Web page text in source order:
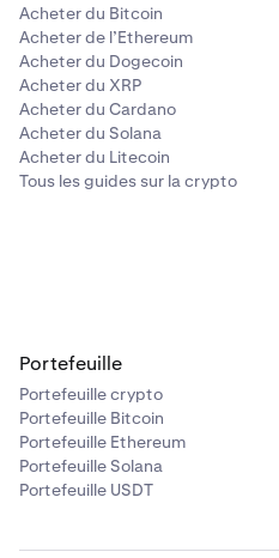
Acheter du Bitcoin
Acheter de l’Ethereum
Acheter du Dogecoin
Acheter du XRP
Acheter du Cardano
Acheter du Solana
Acheter du Litecoin
Tous les guides sur la crypto
Portefeuille
Portefeuille crypto
Portefeuille Bitcoin
Portefeuille Ethereum
Portefeuille Solana
Portefeuille USDT